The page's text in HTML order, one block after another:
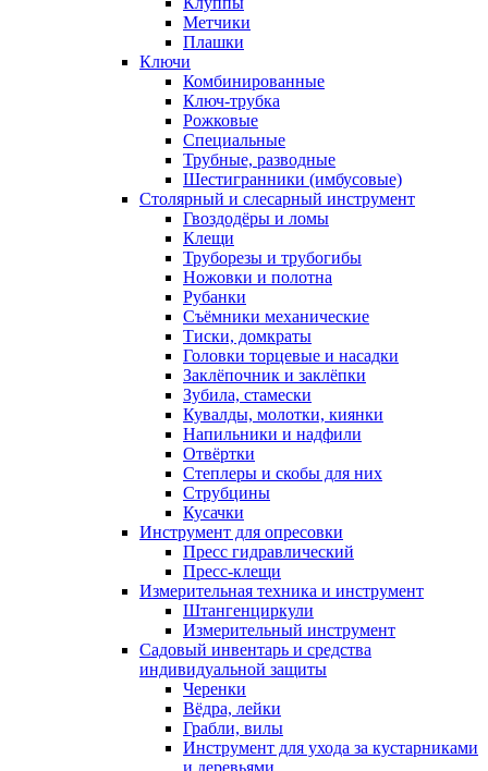
Метчики
Плашки
Ключи
Комбинированные
Ключ-трубка
Рожковые
Специальные
Трубные, разводные
Шестигранники (имбусовые)
Столярный и слесарный инструмент
Гвоздодёры и ломы
Клещи
Труборезы и трубогибы
Ножовки и полотна
Рубанки
Съёмники механические
Тиски, домкраты
Головки торцевые и насадки
Заклёпочник и заклёпки
Зубила, стамески
Кувалды, молотки, киянки
Напильники и надфили
Отвёртки
Степлеры и скобы для них
Струбцины
Кусачки
Инструмент для опресовки
Пресс гидравлический
Пресс-клещи
Измерительная техника и инструмент
Штангенциркули
Измерительный инструмент
Садовый инвентарь и средства
индивидуальной защиты
Черенки
Вёдра, лейки
Грабли, вилы
Инструмент для ухода за кустарниками
и деревьями